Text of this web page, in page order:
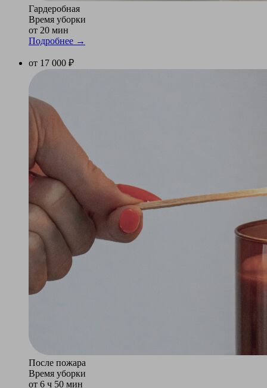
Гардеробная
Время уборки
от 20 мин
Подробнее →
от 17 000 ₽
После пожара
Время уборки
от 6 ч 50 мин